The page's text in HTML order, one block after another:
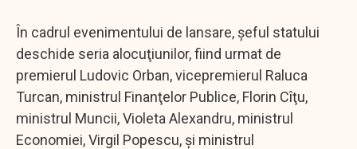
În cadrul evenimentului de lansare, şeful statului
deschide seria alocuţiunilor, fiind urmat de
premierul Ludovic Orban, vicepremierul Raluca
Turcan, ministrul Finanţelor Publice, Florin Cîţu,
ministrul Muncii, Violeta Alexandru, ministrul
Economiei, Virgil Popescu, şi ministrul